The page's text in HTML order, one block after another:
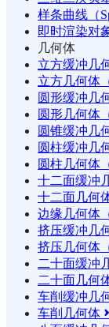
样条曲线（
即时渲染对
几何体
立方缓冲几
立方几何体
圆形缓冲几
圆形几何体
圆锥缓冲几
圆柱缓冲几
圆柱几何体
十二面缓冲
十二面几何
边缘几何体
挤压缓冲几
挤压几何体
二十面缓冲
二十面几何
车削缓冲几
车削几何体 